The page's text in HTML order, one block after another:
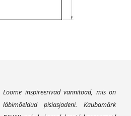
Loome inspireerivad vannitoad, mis on
läbimõeldud pisiasjadeni. Kaubamärk